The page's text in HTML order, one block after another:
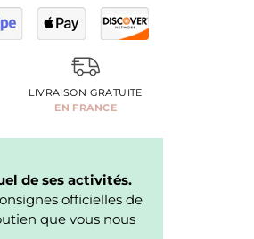
LIVRAISON GRATUITE
EN FRANCE
de ses activités.
officielles de
que vous nous